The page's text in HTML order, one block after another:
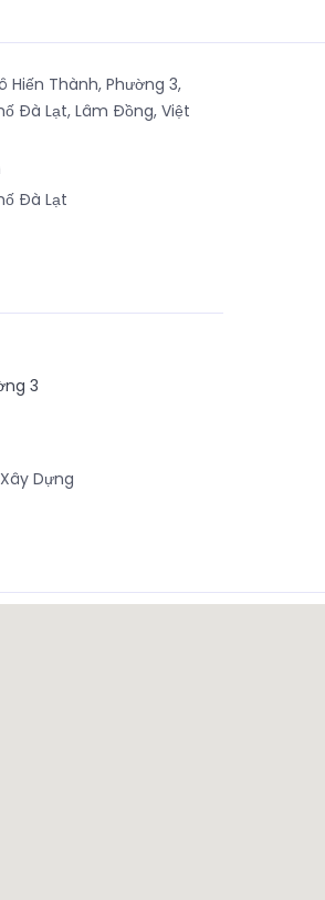
Hiến Thành, Phường 3,
Đà Lạt, Lâm Đồng, Việt
Đà Lạt
3
Dựng